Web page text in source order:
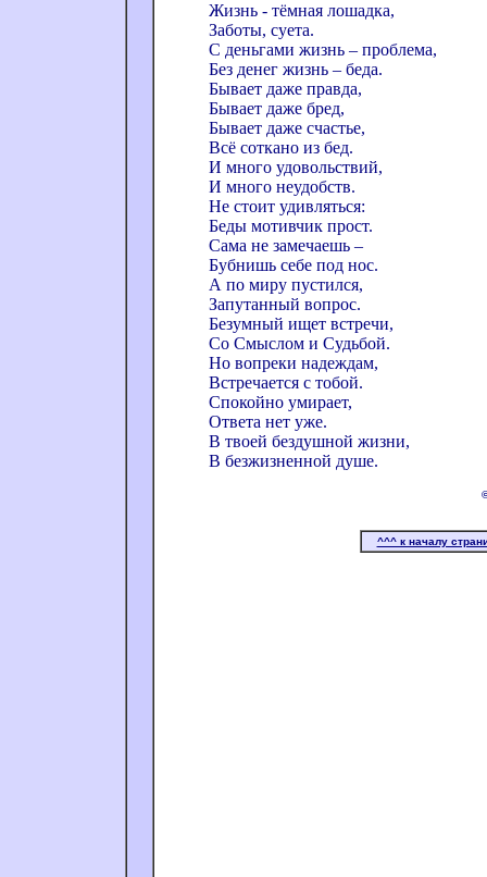
Жизнь - тёмная лошадка,
Заботы, суета.
С деньгами жизнь – проблема,
Без денег жизнь – беда.
Бывает даже правда,
Бывает даже бред,
Бывает даже счастье,
Всё соткано из бед.
И много удовольствий,
И много неудобств.
Не стоит удивляться:
Беды мотивчик прост.
Сама не замечаешь –
Бубнишь себе под нос.
А по миру пустился,
Запутанный вопрос.
Безумный ищет встречи,
Со Смыслом и Судьбой.
Но вопреки надеждам,
Встречается с тобой.
Спокойно умирает,
Ответа нет уже.
В твоей бездушной жизни,
В безжизненной душе.
^^^ к началу